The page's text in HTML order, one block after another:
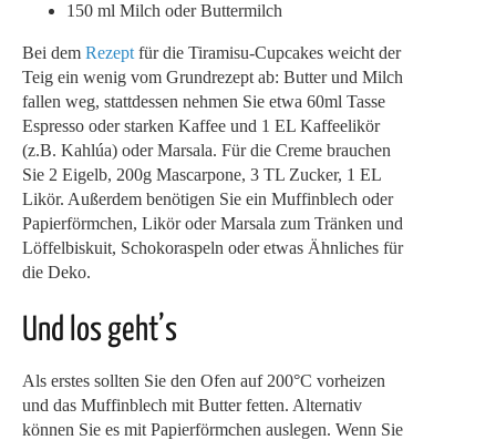
150 ml Milch oder Buttermilch
Bei dem Rezept für die Tiramisu-Cupcakes weicht der
Teig ein wenig vom Grundrezept ab: Butter und Milch
fallen weg, stattdessen nehmen Sie etwa 60ml Tasse
Espresso oder starken Kaffee und 1 EL Kaffeelikör
(z.B. Kahlúa) oder Marsala. Für die Creme brauchen
Sie 2 Eigelb, 200g Mascarpone, 3 TL Zucker, 1 EL
Likör. Außerdem benötigen Sie ein Muffinblech oder
Papierförmchen, Likör oder Marsala zum Tränken und
Löffelbiskuit, Schokoraspeln oder etwas Ähnliches für
die Deko.
Und los geht’s
Als erstes sollten Sie den Ofen auf 200°C vorheizen
und das Muffinblech mit Butter fetten. Alternativ
können Sie es mit Papierförmchen auslegen. Wenn Sie